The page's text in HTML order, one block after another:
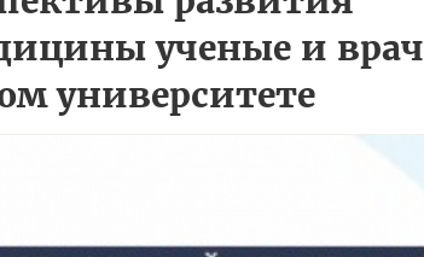
ученые и
университете